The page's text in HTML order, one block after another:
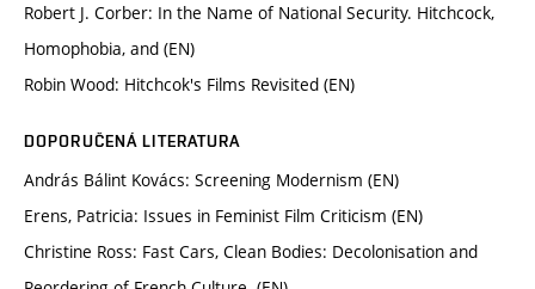
Robert J. Corber: In the Name of National Security. Hitchcock,
Homophobia, and (EN)
Robin Wood: Hitchcok's Films Revisited (EN)
DOPORUČENÁ LITERATURA
András Bálint Kovács: Screening Modernism (EN)
Erens, Patricia: Issues in Feminist Film Criticism (EN)
Christine Ross: Fast Cars, Clean Bodies: Decolonisation and